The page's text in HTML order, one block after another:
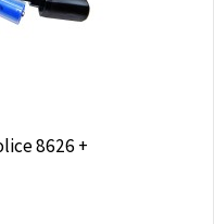
8626 +